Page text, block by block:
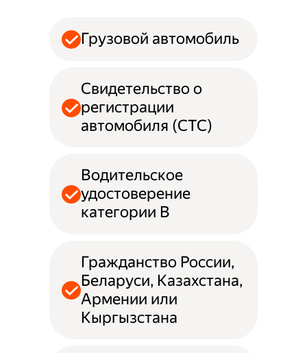
Грузовой автомобиль
Свидетельство о
регистрации
автомобиля (СТС)
Водительское
удостоверение
категории B
Гражданство России,
Беларуси, Казахстана,
Армении или
Кыргызстана